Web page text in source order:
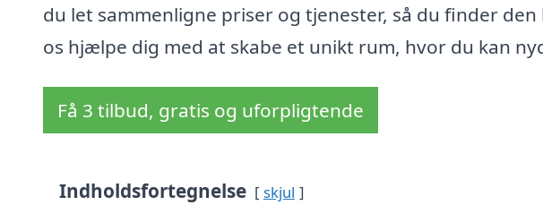
du let sammenligne priser og tjenester, så du finder
os hjælpe dig med at skabe et unikt rum, hvor du kan
Få 3 tilbud, gratis og uforpligtende
Indholdsfortegnelse skjul